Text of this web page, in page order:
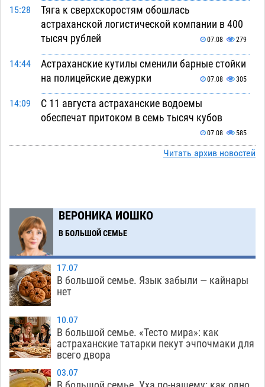
15:28
Тяга к сверхскоростям обошлась
астраханской логистической компании в 400
тысяч рублей
07.08 279
14:44
Астраханские кутилы сменили барные стойки
на полицейские дежурки
07.08 305
14:09
С 11 августа астраханские водоемы
обеспечат притоком в семь тысяч кубов
07.08 585
Астраханский аэропорт попробует отбиться
помойку
11:58
В Астрахани подросток угнал мотоцикл и
похитил чужие мобильник с банковскими
картами
11:20
Астраханцев ждут на парковом газоне с
призами и эрмитажными котами
10:43
Астраханский суд встал на сторону МЧС в
споре за возврат униформы
07.08 347
10:02
На Всероссийской Спартакиаде астраханские
гандболисты уступили казанским «драконам»
Читать архив новостей
ВЕРОНИКА ИОШКО
В БОЛЬШОЙ СЕМЬЕ
17.07
В большой семье. Язык забыли — кайнары
нет
10.07
В большой семье. «Тесто мира»: как
астраханские татарки пекут эчпочмаки для
всего двора
03.07